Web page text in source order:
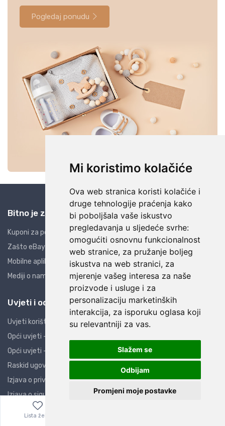
Mi koristimo kolačiće
Ova web stranica koristi kolačiće i
druge tehnologije praćenja kako
bi poboljšala vaše iskustvo
pregledavanja u sljedeće svrhe:
omogućiti osnovnu funkcionalnost
web stranice, za pružanje boljeg
iskustva na web stranici, za
mjerenje vašeg interesa za naše
proizvode i usluge i za
personalizaciju marketinških
interakcija, za isporuku oglasa koji
su relevantniji za vas.
Slažem se
Odbijam
Promjeni moje postavke
Pogledaj ponudu
Bitno je znati
Kuponi za popuste
Zašto eBay i AliExpress?
Mobilne aplikacije
Mediji o nama
Uvjeti i odredbe
Uvjeti korištenja
Opći uvjeti - PO
Opći uvjeti - PK
Raskid ugovora
Izjava o privatnosti
Izjava o sigurnosti
Obavijest potrošačima
Lista želja